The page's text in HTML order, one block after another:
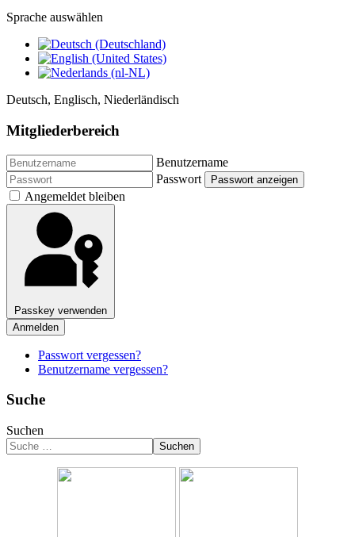
Sprache auswählen
Deutsch, Englisch, Niederländisch
Mitgliederbereich
Benutzername
Passwort
Passwort anzeigen
Angemeldet bleiben
Passkey verwenden
Anmelden
Passwort vergessen?
Benutzername vergessen?
Suche
Suchen
Suchen